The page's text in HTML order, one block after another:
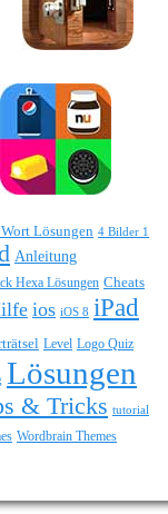
Lösungen 4 Bilder 1
Anleitung
Hexa Lösungen Cheats
ios iOS 8 iPad
Level Logo Quiz
Lösungen
& Tricks tutorial
Wordbrain Themes